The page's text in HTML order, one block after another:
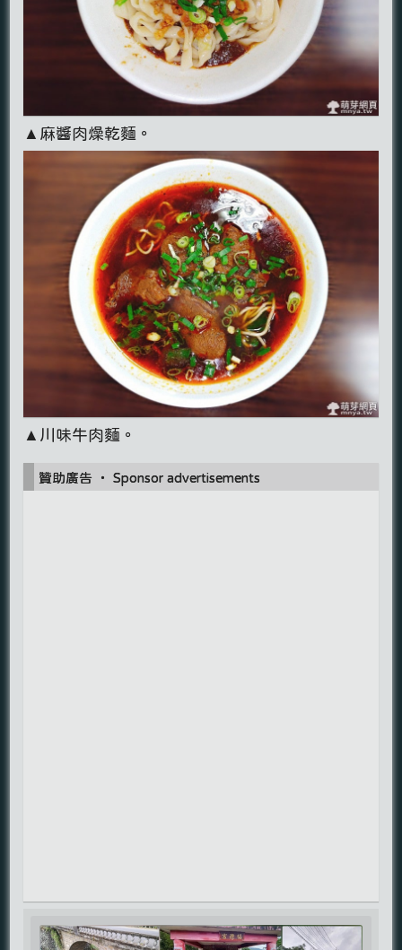
▲麻醬肉燥乾麵。
▲川味牛肉麵。
贊助廣告 ‧ Sponsor advertisements